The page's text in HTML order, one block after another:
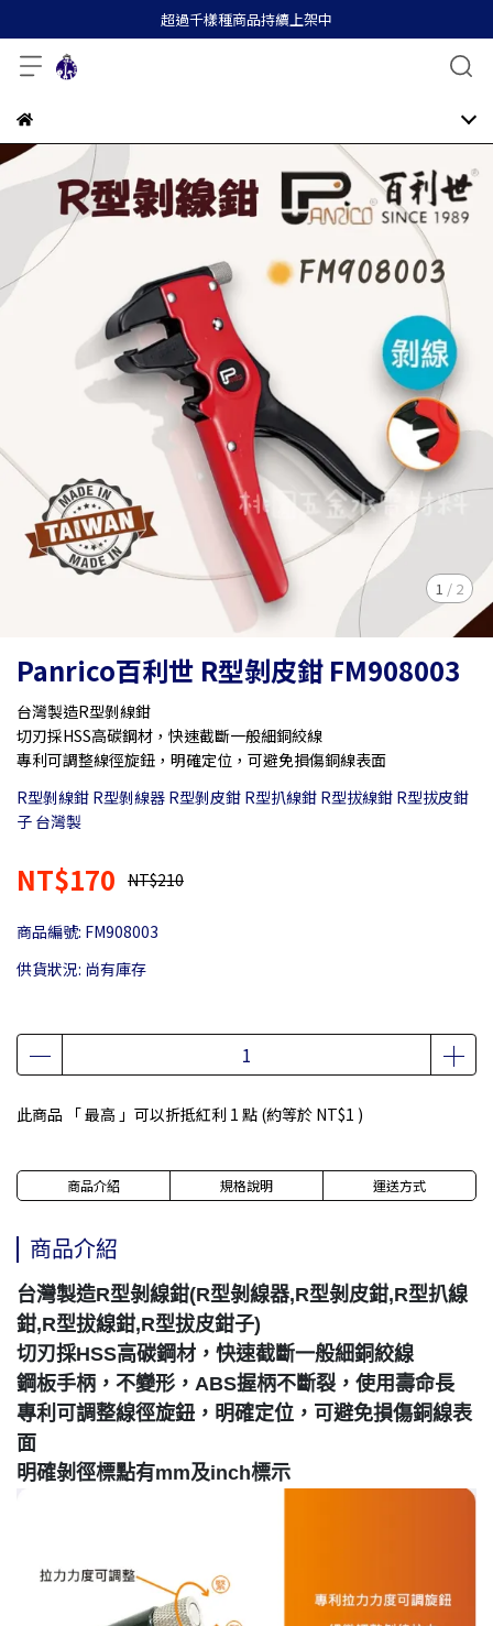
超過千樣種商品持續上架中
1 / 2
Panrico百利世 R型剝皮鉗 FM908003
台灣製造R型剝線鉗
切刃採HSS高碳鋼材，快速截斷一般細銅絞線
專利可調整線徑旋鈕，明確定位，可避免損傷銅線表面
R型剝線鉗 R型剝線器 R型剝皮鉗 R型扒線鉗 R型拔線鉗 R型拔皮鉗
子 台灣製
NT$170 NT$210
商品編號: FM908003
供貨狀況: 尚有庫存
此商品 「 最高 」可以折抵紅利 1 點 (約等於 NT$1 )
商品介紹 規格說明 運送方式
商品介紹
台灣製造R型剝線鉗(R型剝線器,R型剝皮鉗,R型扒線
鉗,R型拔線鉗,R型拔皮鉗子)
切刃採HSS高碳鋼材，快速截斷一般細銅絞線
鋼板手柄，不變形，ABS握柄不斷裂，使用壽命長
專利可調整線徑旋鈕，明確定位，可避免損傷銅線表
面
明確剝徑標點有mm及inch標示